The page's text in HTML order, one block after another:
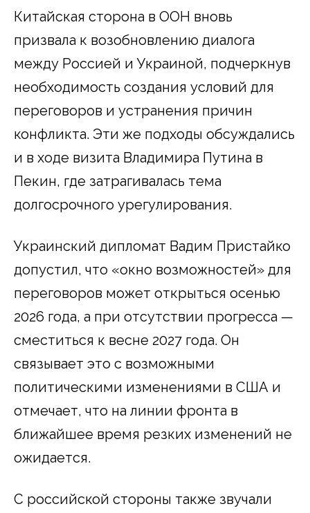
Китайская сторона в ООН вновь
призвала к возобновлению диалога
между Россией и Украиной, подчеркнув
необходимость создания условий для
переговоров и устранения причин
конфликта. Эти же подходы обсуждались
и в ходе визита Владимира Путина в
Пекин, где затрагивалась тема
долгосрочного урегулирования.
Украинский дипломат Вадим Пристайко
допустил, что «окно возможностей» для
переговоров может открыться осенью
2026 года, а при отсутствии прогресса —
сместиться к весне 2027 года. Он
связывает это с возможными
политическими изменениями в США и
отмечает, что на линии фронта в
ближайшее время резких изменений не
ожидается.
С российской стороны также звучали